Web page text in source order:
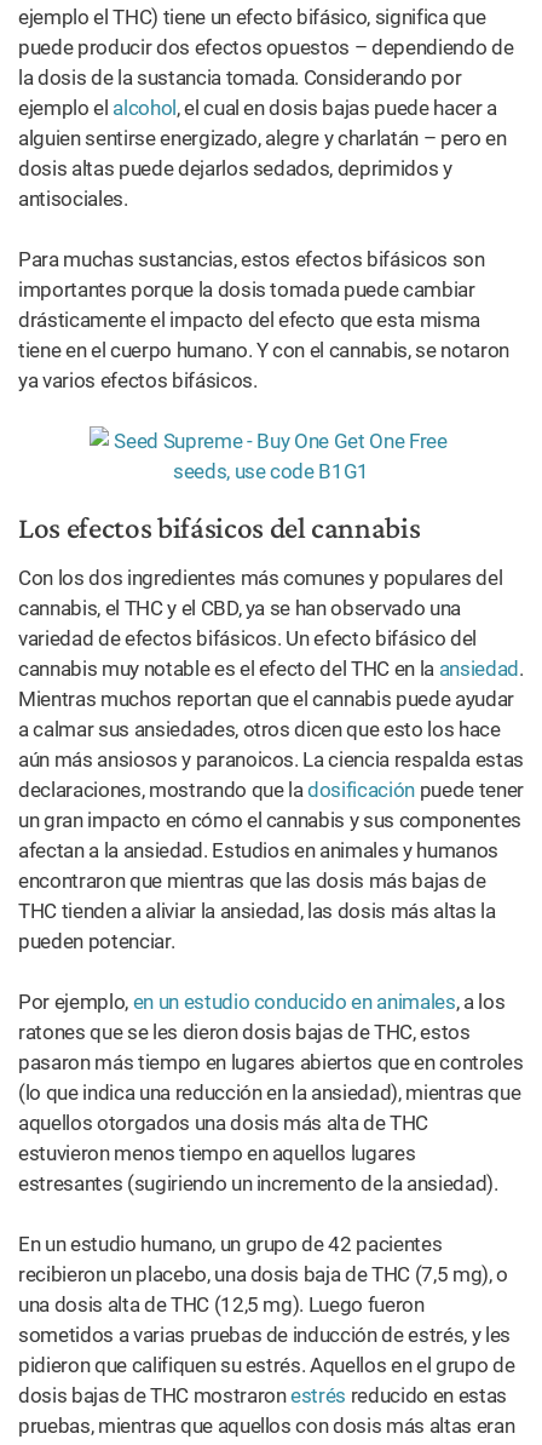
ejemplo el THC) tiene un efecto bifásico, significa que
puede producir dos efectos opuestos – dependiendo de
la dosis de la sustancia tomada. Considerando por
ejemplo el alcohol , el cual en dosis bajas puede hacer a
alguien sentirse energizado, alegre y charlatán – pero en
dosis altas puede dejarlos sedados, deprimidos y
antisociales.
Para muchas sustancias, estos efectos bifásicos son
importantes porque la dosis tomada puede cambiar
drásticamente el impacto del efecto que esta misma
tiene en el cuerpo humano. Y con el cannabis, se notaron
ya varios efectos bifásicos.
Los efectos bifásicos del cannabis
Con los dos ingredientes más comunes y populares del
cannabis, el THC y el CBD, ya se han observado una
variedad de efectos bifásicos. Un efecto bifásico del
cannabis muy notable es el efecto del THC en la ansiedad .
Mientras muchos reportan que el cannabis puede ayudar
a calmar sus ansiedades, otros dicen que esto los hace
aún más ansiosos y paranoicos. La ciencia respalda estas
declaraciones, mostrando que ladosificación puede tener
un gran impacto en cómo el cannabis y sus componentes
afectan a la ansiedad. Estudios en animales y humanos
encontraron que mientras que las dosis más bajas de
THC tienden a aliviar la ansiedad, las dosis más altas la
pueden potenciar.
Por ejemplo, en un estudio conducido en animales, a los
ratones que se les dieron dosis bajas de THC, estos
pasaron más tiempo en lugares abiertos que en controles
(lo que indica una reducción en la ansiedad), mientras que
aquellos otorgados una dosis más alta de THC
estuvieron menos tiempo en aquellos lugares
estresantes (sugiriendo un incremento de la ansiedad).
En un estudio humano, un grupo de 42 pacientes
recibieron un placebo, una dosis baja de THC (7,5 mg), o
una dosis alta de THC (12,5 mg). Luego fueron
sometidos a varias pruebas de inducción de estrés, y les
pidieron que califiquen su estrés. Aquellos en el grupo de
dosis bajas de THC mostraronestrés reducido en estas
pruebas, mientras que aquellos con dosis más altas eran